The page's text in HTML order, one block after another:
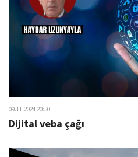
09.11.2024 20:50
Dijital veba çağı